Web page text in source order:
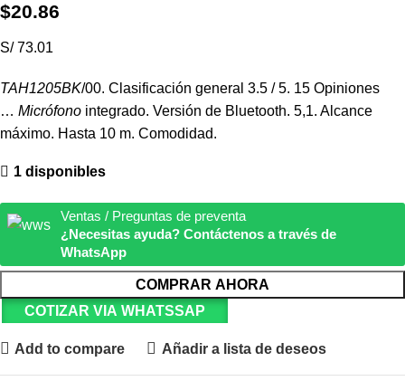
$20.86
S/ 73.01
TAH1205BK/00. Clasificación general 3.5 / 5. 15 Opiniones
… Micrófono integrado. Versión de Bluetooth. 5,1. Alcance
máximo. Hasta 10 m. Comodidad.
1 disponibles
Ventas / Preguntas de preventa
¿Necesitas ayuda? Contáctenos a través de
WhatsApp
COMPRAR AHORA
COTIZAR VIA WHATSSAP
Add to compare Añadir a lista de deseos